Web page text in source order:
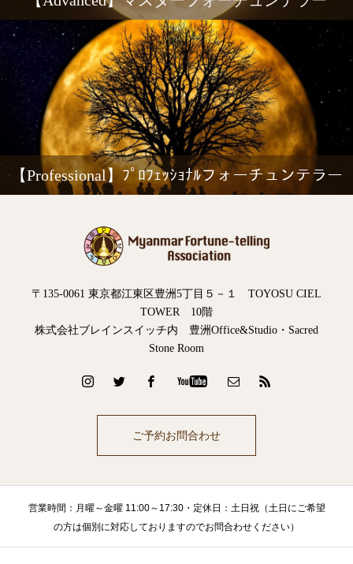
【Professional】ﾌﾟﾛﾌｪｯｼｮﾅﾙフォーチュンテラー
〒135-0061 東京都江東区豊洲5丁目５－１ TOYOSU CIEL
TOWER 10階
株式会社ブレインスイッチ内 豊洲Office&Studio・Sacred
Stone Room
ご予約お問合わせ
営業時間：月曜～金曜 11:00～17:30・定休日：土日祝（土日にご希望
の方は個別に対応しておりますのでお問合わせください）